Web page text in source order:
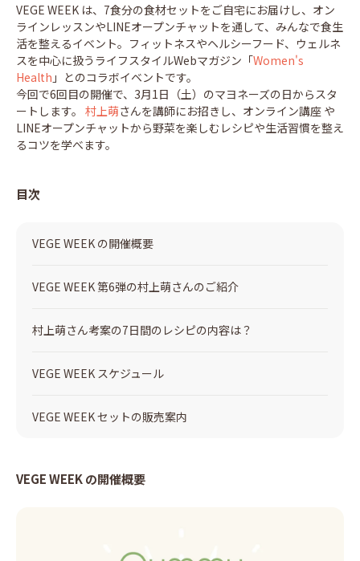
VEGE WEEK は、7食分の食材セットをご自宅にお届けし、オン
ラインレッスンやLINEオープンチャットを通して、みんなで食生
活を整えるイベント。フィットネスやヘルシーフード、ウェルネ
スを中心に扱うライフスタイルWebマガジン「Women's
Health 」とのコラボイベントです。
今回で6回目の開催で、3月1日（土）のマヨネーズの日からスタ
ートします。 村上萌さんを講師にお招きし、オンライン講座 や
LINEオープンチャットから野菜を楽しむレシピや生活習慣を整え
るコツを学べます。
目次
VEGE WEEK の開催概要
VEGE WEEK 第6弾の村上萌さんのご紹介
村上萌さん考案の7日間のレシピの内容は？
VEGE WEEK スケジュール
VEGE WEEK セットの販売案内
VEGE WEEK の開催概要